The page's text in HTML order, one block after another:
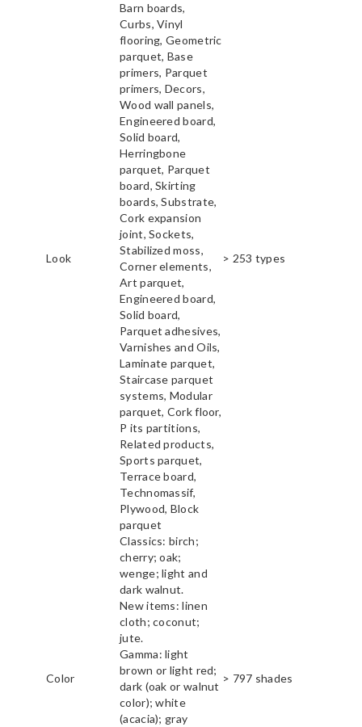
Look
Barn boards,
Curbs, Vinyl
flooring, Geometric
parquet, Base
primers, Parquet
primers, Decors,
Wood wall panels,
Engineered board,
Solid board,
Herringbone
parquet, Parquet
board, Skirting
boards, Substrate,
Cork expansion
joint, Sockets,
Stabilized moss,
Corner elements,
Art parquet,
Engineered board,
Solid board,
Parquet adhesives,
Varnishes and Oils,
Laminate parquet,
Staircase parquet
systems, Modular
parquet, Cork floor,
P its partitions,
Related products,
Sports parquet,
Terrace board,
Technomassif,
Plywood, Block
parquet
> 253 types
Color
Classics: birch;
cherry; oak;
wenge; light and
dark walnut.
New items: linen
cloth; coconut;
jute.
Gamma: light
brown or light red;
dark (oak or walnut
color); white
(acacia); gray
> 797 shades